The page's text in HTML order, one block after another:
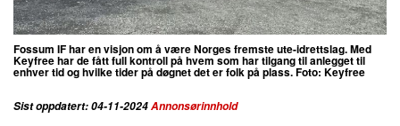
Fossum IF har en visjon om å være Norges fremste ute-idrettslag. Med
Keyfreehar de fått full kontroll på hvem som har tilgang til anlegget til
enhver tid og hvilke tider på døgnet det er folk på plass. Foto: Keyfree
Sist oppdatert: 04-11-2024Annonsørinnhold